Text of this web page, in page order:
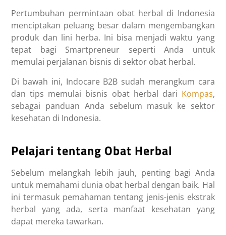
Pertumbuhan permintaan obat herbal di Indonesia
menciptakan peluang besar dalam mengembangkan
produk dan lini herba. Ini bisa menjadi waktu yang
tepat bagi Smartpreneur seperti Anda untuk
memulai perjalanan bisnis di sektor obat herbal.
Di bawah ini, Indocare B2B sudah merangkum cara
dan tips memulai bisnis obat herbal dari Kompas,
sebagai panduan Anda sebelum masuk ke sektor
kesehatan di Indonesia.
Pelajari tentang Obat Herbal
Sebelum melangkah lebih jauh, penting bagi Anda
untuk memahami dunia obat herbal dengan baik. Hal
ini termasuk pemahaman tentang jenis-jenis ekstrak
herbal yang ada, serta manfaat kesehatan yang
dapat mereka tawarkan.